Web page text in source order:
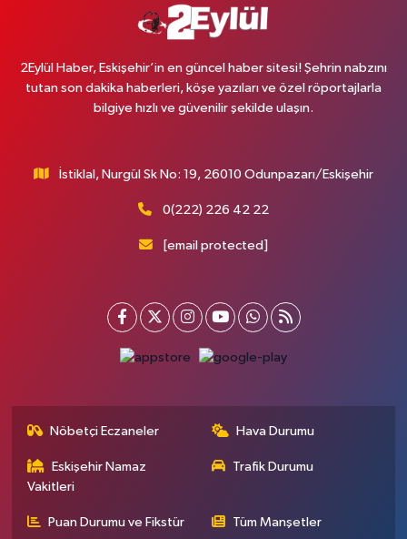
2Eylül Haber, Eskişehir’in en güncel haber sitesi! Şehrin nabzını
tutan son dakika haberleri, köşe yazıları ve özel röportajlarla
bilgiye hızlı ve güvenilir şekilde ulaşın.
İstiklal, Nurgül Sk No: 19, 26010 Odunpazarı/Eskişehir
0(222) 226 42 22
[email protected]
Nöbetçi Eczaneler Hava Durumu
Eskişehir Namaz
Vakitleri
Trafik Durumu
Puan Durumu ve Fikstür Tüm Manşetler